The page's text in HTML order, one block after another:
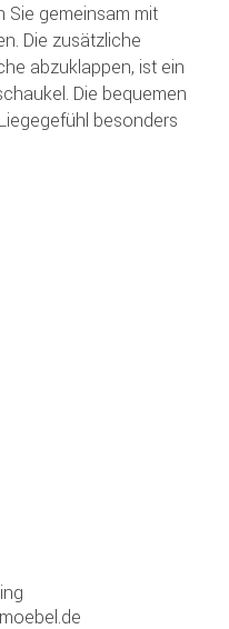
Sie gemeinsam mit
Die zusätzliche
abzuklappen, ist ein
Die bequemen
besonders